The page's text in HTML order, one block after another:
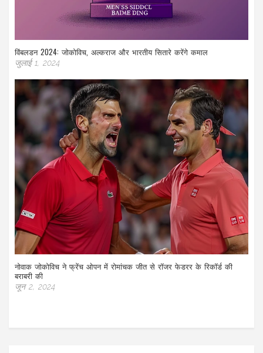
विंबलडन 2024: जोकोविच, अल्कराज और भारतीय सितारे करेंगे कमाल
जुलाई 1, 2024
नोवाक जोकोविच ने फ्रेंच ओपन में रोमांचक जीत से रॉजर फेडरर के रिकॉर्ड की
बराबरी की
जून 2, 2024